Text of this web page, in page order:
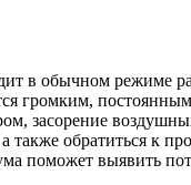
в обычном режиме
громким,
засорение
обратиться к
поможет выявить